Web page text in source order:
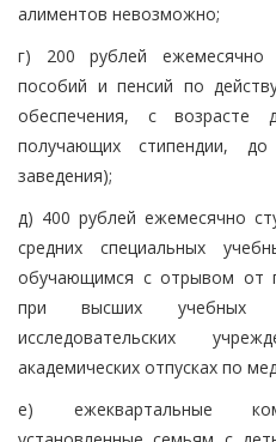
алиментов невозможно;
г) 200 рублей
пособий и пенсий по
обеспечения, с
получающих стипендии,
заведения);
д) 400 рублей ежемесячно
средних специальных
обучающимся с отрывом от
при высших учебных
исследовательских
академических отпусках по
е) ежеквартальные